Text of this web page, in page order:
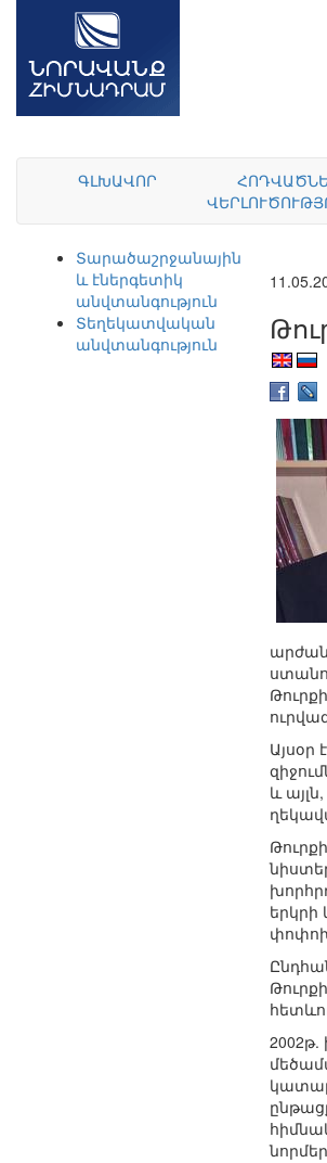
ԳԼԽԱՎՈՐ
Տարածաշրջանային
և էներգետիկ
անվտանգություն
Տեղեկատվական
անվտանգություն
Այսօր
և